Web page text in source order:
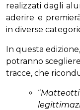
realizzati dagli
aderire e
in diverse
In questa
potranno
tracce, che
“Matteotti